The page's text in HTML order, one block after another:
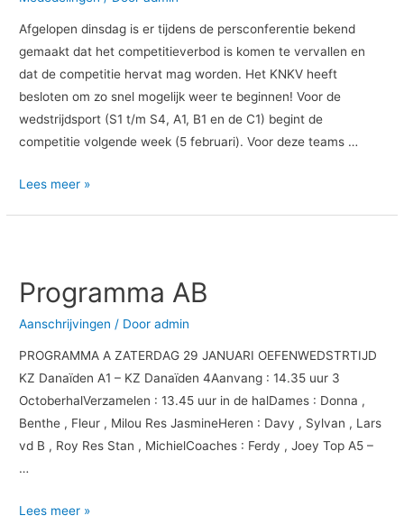
Afgelopen dinsdag is er tijdens de persconferentie bekend
gemaakt dat het competitieverbod is komen te vervallen en
dat de competitie hervat mag worden. Het KNKV heeft
besloten om zo snel mogelijk weer te beginnen! Voor de
wedstrijdsport (S1 t/m S4, A1, B1 en de C1) begint de
competitie volgende week (5 februari). Voor deze teams …
Lees meer »
Programma AB
Aanschrijvingen / Dooradmin
PROGRAMMA A ZATERDAG 29 JANUARI OEFENWEDSTRTIJD
KZ Danaïden A1 – KZ Danaïden 4Aanvang : 14.35 uur 3
OctoberhalVerzamelen : 13.45 uur in de halDames : Donna ,
Benthe , Fleur , Milou Res JasmineHeren : Davy , Sylvan , Lars
vd B , Roy Res Stan , MichielCoaches : Ferdy , Joey Top A5 –
…
Lees meer »